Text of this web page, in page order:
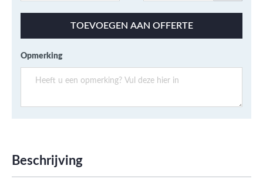
TOEVOEGEN AAN OFFERTE
Opmerking
Beschrijving